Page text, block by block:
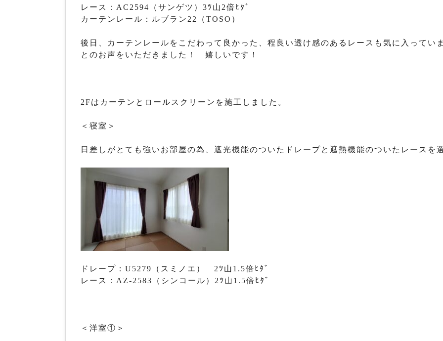
レース：AC2594（サンゲツ）3ﾂ山2倍ﾋﾀﾞ
カーテンレール：ルブラン22（TOSO）
後日、カーテンレールをこだわって良かった、程良い透け感のあるレースも気に入ってい
とのお声をいただきました！ 嬉しいです！
2Fはカーテンとロールスクリーンを施工しました。
＜寝室＞
日差しがとても強いお部屋の為、遮光機能のついたドレープと遮熱機能のついたレースを
ドレープ：U5279（スミノエ） 2ﾂ山1.5倍ﾋﾀﾞ
レース：AZ-2583（シンコール）2ﾂ山1.5倍ﾋﾀﾞ
＜洋室①＞